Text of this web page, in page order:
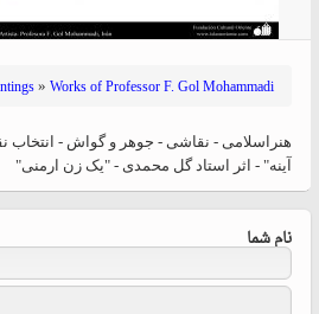
» Works of Professor F. Gol Mohammadi
هنراسلامی - نقاشی - جوهر و گواش - انتخاب
آینه" - اثر استاد گل محمدی - "یک زن ارمنی"
نام شما